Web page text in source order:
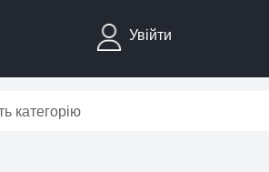
Увійти
категорію